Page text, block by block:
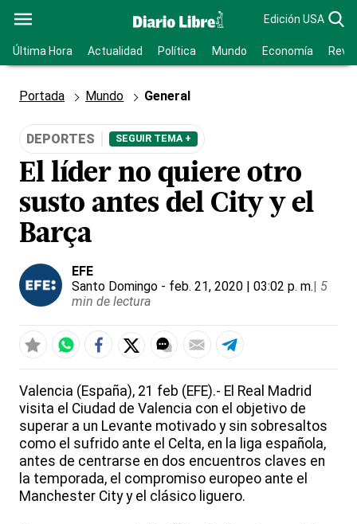
Edición USA
Última Hora Actualidad Política Mundo Economía
Portada Mundo General
DEPORTES SEGUIR TEMA +
El líder no quiere otro
susto antes del City y el
Barça
EFE
Santo Domingo - feb. 21, 2020 | 03:02 p. m.| 5
min de lectura
Valencia (España), 21 feb (EFE).- El Real Madrid
visita el Ciudad de Valencia con el objetivo de
superar a un Levante motivado y sin sobresaltos
como el sufrido ante el Celta, en la liga española,
antes de centrarse en dos encuentros claves en
la temporada, el compromiso europeo ante el
Manchester City y el clásico liguero.